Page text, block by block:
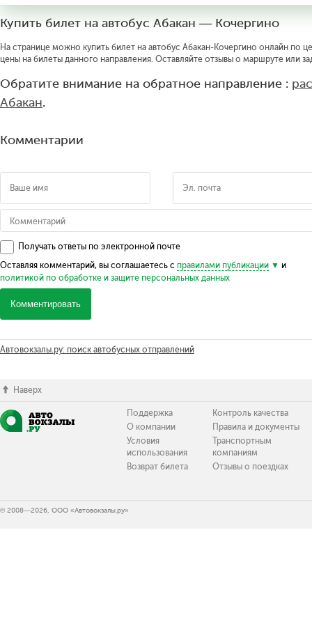
Купить билет на автобус Абакан — Кочергино
На странице можно купить билет на автобус Абакан-Кочергино онлайн по
цены на билеты данного направления. Оставляйте отзывы о маршруте или
Обратите внимание на обратное направление :
Абакан.
Комментарии
Получать ответы по электронной почте
Оставляя комментарий, вы соглашаетесь с правилами публикации
и
политикой по обработке и защите персональных данных
Комментировать
Автовокзалы.ру: поиск автобусных отправлений
Наверх
Поддержка
О компании
Условия
использования
Возврат билета
Контроль качества
Правила и документы
Транспортным
компаниям
Отзывы о поездках
© 2008—2026, ООО «Автовокзалы.ру»